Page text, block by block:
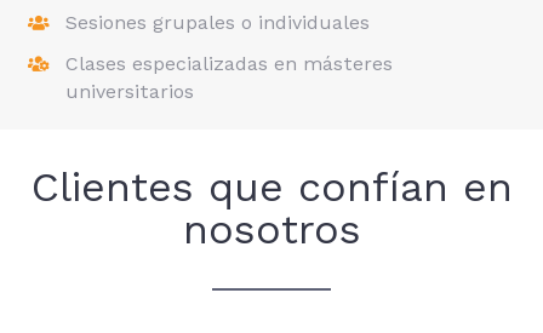
Sesiones grupales o individuales
Clases especializadas en másteres
universitarios
Clientes que confían en
nosotros